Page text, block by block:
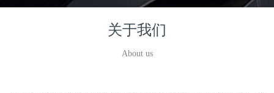
关于我们
About us